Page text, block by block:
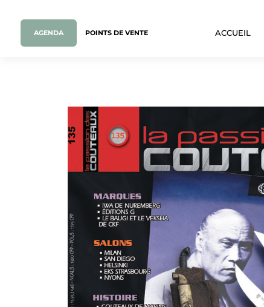
AGENDA POINTS DE VENTE ACCUEIL